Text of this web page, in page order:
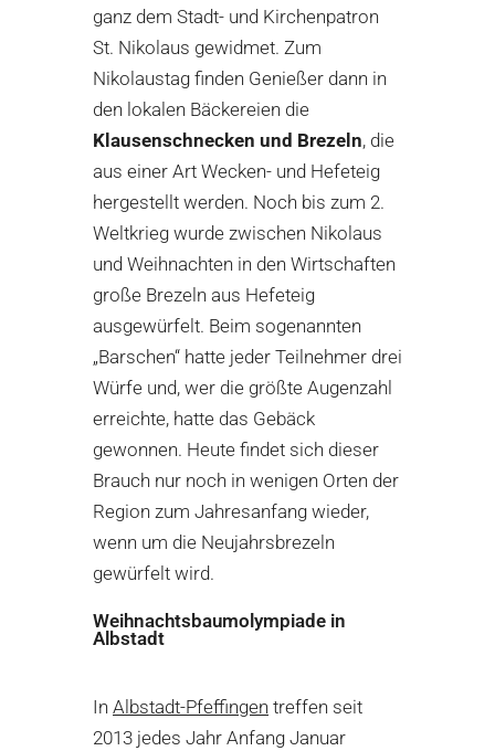
ganz dem Stadt- und Kirchenpatron
St. Nikolaus gewidmet. Zum
Nikolaustag finden Genießer dann in
den lokalen Bäckereien die
Klausenschnecken und Brezeln, die
aus einer Art Wecken- und Hefeteig
hergestellt werden. Noch bis zum 2.
Weltkrieg wurde zwischen Nikolaus
und Weihnachten in den Wirtschaften
große Brezeln aus Hefeteig
ausgewürfelt. Beim sogenannten
„Barschen“ hatte jeder Teilnehmer drei
Würfe und, wer die größte Augenzahl
erreichte, hatte das Gebäck
gewonnen. Heute findet sich dieser
Brauch nur noch in wenigen Orten der
Region zum Jahresanfang wieder,
wenn um die Neujahrsbrezeln
gewürfelt wird.
Weihnachtsbaumolympiade in
Albstadt
In Albstadt-Pfeffingen treffen seit
2013 jedes Jahr Anfang Januar